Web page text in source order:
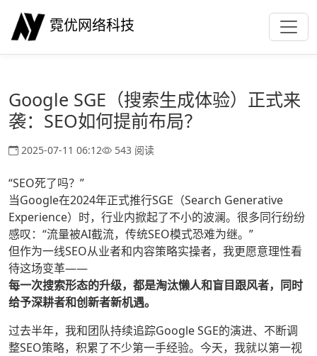
霓优网络科技
Google SGE（搜索生成体验）正式来
袭：SEO如何提前布局？
2025-07-11 06:12 543 阅读
“SEO死了吗？”
当Google在2024年正式推行SGE（Search Generative
Experience）时，行业内掀起了不小的波澜。很多同行纷纷
感叹：“流量被AI截流，传统SEO模式恐难为继。”
但作为一线SEO从业者和内容策略实操者，我更愿意理性看
待这场变革——
每一次搜索形态的升级，都是淘汰懒人和盲目跟风者，同时
给予深耕者和创新者新机遇。
过去半年，我和团队持续追踪Google SGE的演进、不断调
整SEO策略，积累了不少第一手经验。今天，我就以第一视